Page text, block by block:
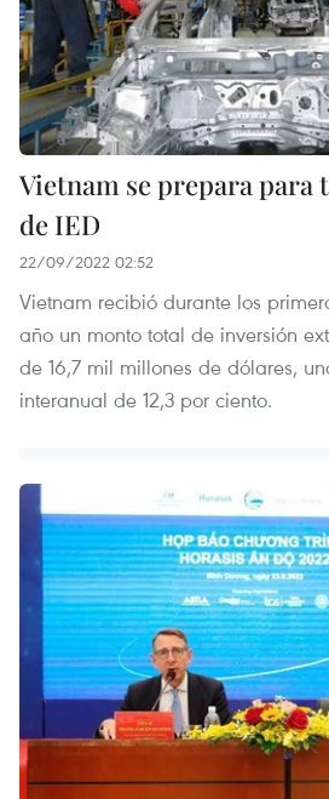
Vietnam se prepara para
de IED
22/09/2022 02:52
Vietnam recibió durante los
año un monto total de inversión
de 16,7 mil millones de dólares,
interanual de 12,3 por ciento.